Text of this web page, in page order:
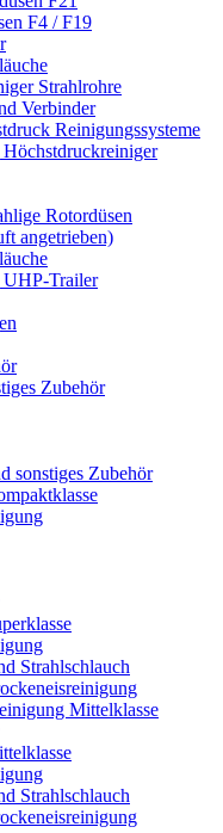
F4 / F19
Strahlrohre
Verbinder
Reinigungssysteme
Rotordüsen
angetrieben)
Trailer
Zubehör
sonstiges Zubehör
Strahlschlauch
Mittelklasse
Strahlschlauch